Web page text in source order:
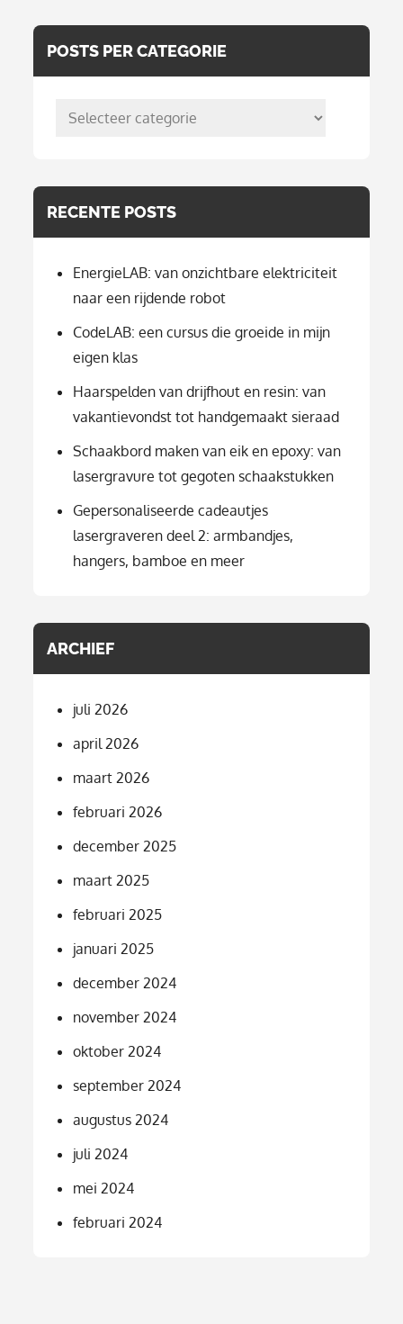
POSTS PER CATEGORIE
posts
RECENTE POSTS
EnergieLAB: van onzichtbare elektriciteit
naar een rijdende robot
CodeLAB: een cursus die groeide in mijn
eigen klas
Haarspelden van drijfhout en resin: van
vakantievondst tot handgemaakt sieraad
Schaakbord maken van eik en epoxy: van
lasergravure tot gegoten schaakstukken
Gepersonaliseerde cadeautjes
lasergraveren deel 2: armbandjes,
hangers, bamboe en meer
ARCHIEF
juli 2026
april 2026
maart 2026
februari 2026
december 2025
maart 2025
februari 2025
januari 2025
december 2024
november 2024
oktober 2024
september 2024
augustus 2024
juli 2024
mei 2024
februari 2024